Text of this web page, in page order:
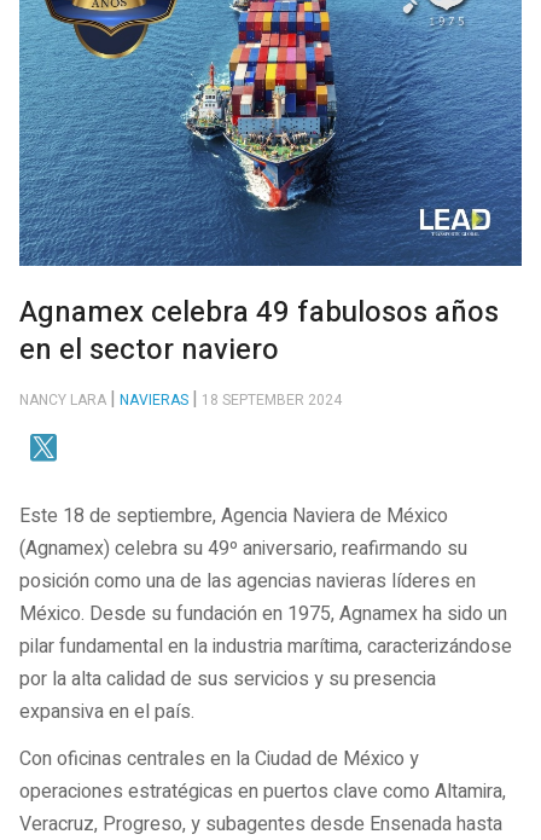
Agnamex celebra 49 fabulosos años
en el sector naviero
NANCY LARA NAVIERAS 18 SEPTEMBER 2024
Este 18 de septiembre, Agencia Naviera de México
(Agnamex) celebra su 49º aniversario, reafirmando su
posición como una de las agencias navieras líderes en
México. Desde su fundación en 1975, Agnamex ha sido un
pilar fundamental en la industria marítima, caracterizándose
por la alta calidad de sus servicios y su presencia
expansiva en el país.
Con oficinas centrales en la Ciudad de México y
operaciones estratégicas en puertos clave como Altamira,
Veracruz, Progreso, y subagentes desde Ensenada hasta